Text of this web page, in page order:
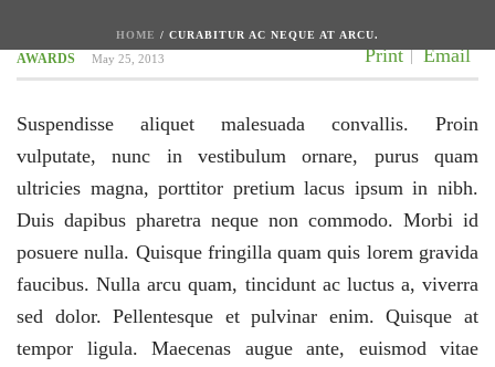
HOME / CURABITUR AC NEQUE AT ARCU.
Print Email
AWARDS May 25, 2013
Suspendisse aliquet malesuada convallis. Proin
vulputate, nunc in vestibulum ornare, purus quam
ultricies magna, porttitor pretium lacus ipsum in nibh.
Duis dapibus pharetra neque non commodo. Morbi id
posuere nulla. Quisque fringilla quam quis lorem gravida
faucibus. Nulla arcu quam, tincidunt ac luctus a, viverra
sed dolor. Pellentesque et pulvinar enim. Quisque at
tempor ligula. Maecenas augue ante, euismod vitae